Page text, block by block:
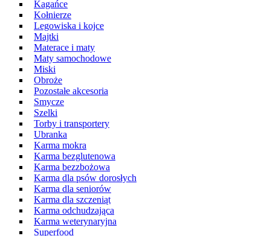
Kagańce
Kołnierze
Legowiska i kojce
Majtki
Materace i maty
Maty samochodowe
Miski
Obroże
Pozostałe akcesoria
Smycze
Szelki
Torby i transportery
Ubranka
Karma mokra
Karma bezglutenowa
Karma bezzbożowa
Karma dla psów dorosłych
Karma dla seniorów
Karma dla szczeniąt
Karma odchudzająca
Karma weterynaryjna
Superfood